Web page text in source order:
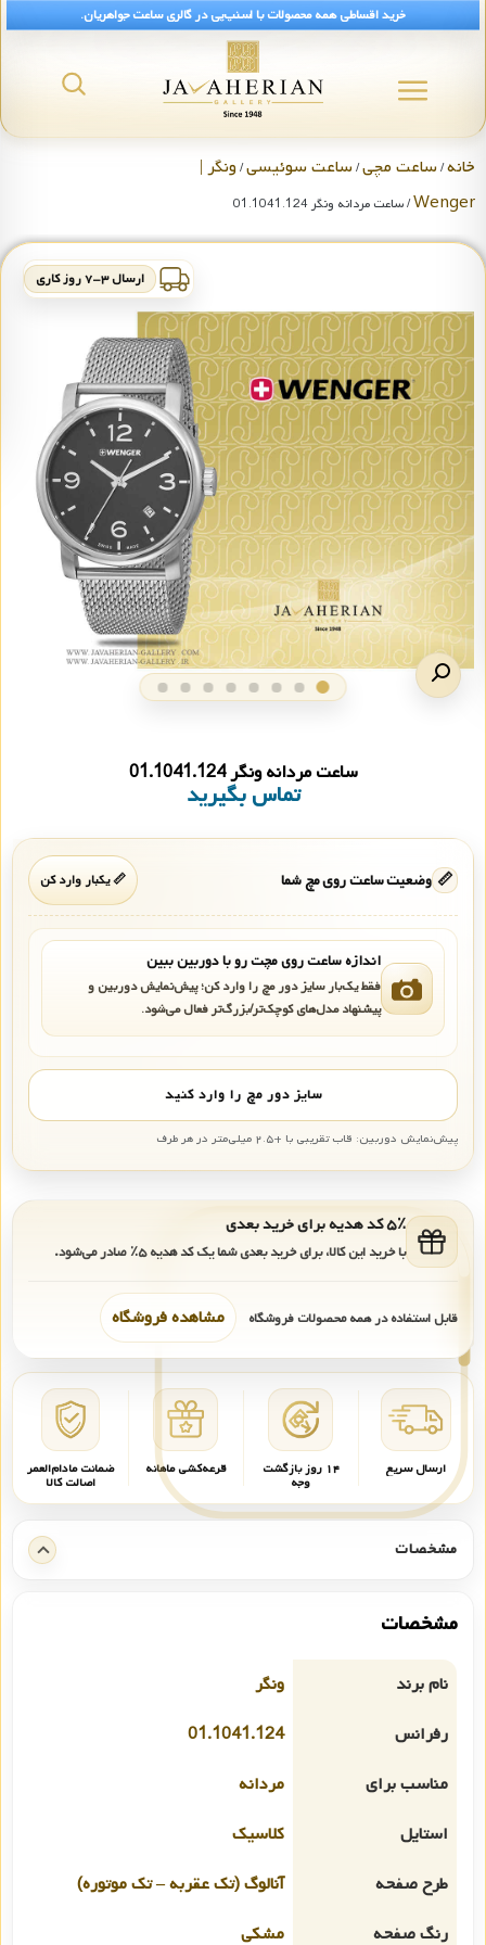
خرید اقساطی همه محصولات با اسنپ‌پی در گالری ساعت جواهریان.
خانه/ساعت مچی/ساعت سوئیسی/ونگر |
Wenger/ ساعت مردانه ونگر 01.1041.124
ارسال ۳-۷ روز کاری
ساعت مردانه ونگر 01.1041.124
تماس بگیرید
📏 وضعیت ساعت روی مچ شما 📏 یکبار وارد کن
اندازه ساعت روی مچت رو با دوربین ببین
فقط یک‌بار سایز دور مچ را وارد کن؛ پیش‌نمایش دوربین و
پیشنهاد مدل‌های کوچک‌تر/بزرگ‌تر فعال می‌شود.
سایز دور مچ را وارد کنید
پیش‌نمایش دوربین: قاب تقریبی با +۲.۵ میلی‌متر در هر طرف
۵٪ کد هدیه برای خرید بعدی
با خرید این کالا، برای خرید بعدی شما یک کد هدیه۵٪ صادر می‌شود.
قابل استفاده در همه محصولات فروشگاه مشاهده فروشگاه
ارسال سریع ۱۴ روز بازگشت
وجه
قرعه‌کشی ماهانه ضمانت مادام‌العمر
اصالت کالا
مشخصات
مشخصات
نام برند
ونگر
رفرانس
01.1041.124
مناسب برای
مردانه
استایل
کلاسیک
طرح صفحه
آنالوگ (تک عقربه – تک موتوره)
رنگ صفحه
مشکی